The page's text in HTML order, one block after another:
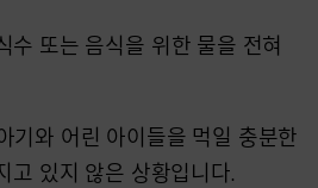
수 또는 음식을 위한 물을 전혀
기와 어린 아이들을 먹일 충분한
고 있지 않은 상황입니다.